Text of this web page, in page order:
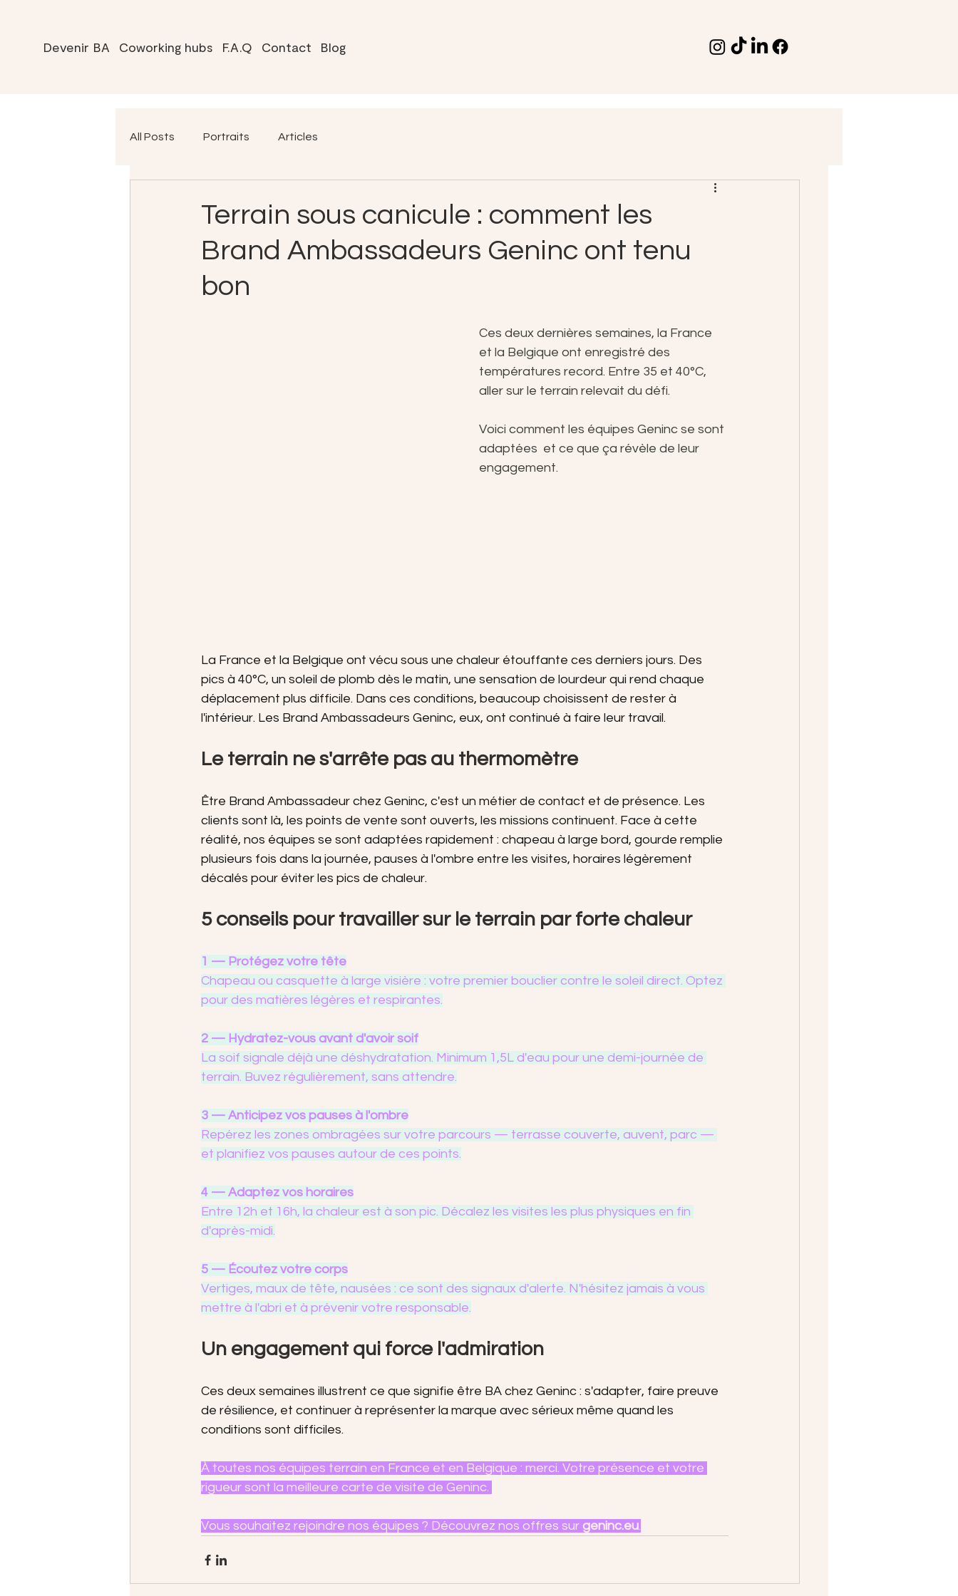
Devenir BA Coworking hubs F.A.Q Contact Blog
All Posts Portraits Articles
Terrain sous canicule : comment les
Brand Ambassadeurs Geninc ont tenu
bon
Ces deux dernières semaines, la France
et la Belgique ont enregistré des
températures record. Entre 35 et 40°C,
aller sur le terrain relevait du défi.
Voici comment les équipes Geninc se sont
adaptées  et ce que ça révèle de leur
engagement.
La France et la Belgique ont vécu sous une chaleur étouffante ces derniers jours. Des
pics à 40°C, un soleil de plomb dès le matin, une sensation de lourdeur qui rend chaque
déplacement plus difficile. Dans ces conditions, beaucoup choisissent de rester à
l'intérieur. Les Brand Ambassadeurs Geninc, eux, ont continué à faire leur travail.
Le terrain ne s'arrête pas au thermomètre
Être Brand Ambassadeur chez Geninc, c'est un métier de contact et de présence. Les
clients sont là, les points de vente sont ouverts, les missions continuent. Face à cette
réalité, nos équipes se sont adaptées rapidement : chapeau à large bord, gourde remplie
plusieurs fois dans la journée, pauses à l'ombre entre les visites, horaires légèrement
décalés pour éviter les pics de chaleur.
5 conseils pour travailler sur le terrain par forte chaleur
1 — Protégez votre tête
Chapeau ou casquette à large visière : votre premier bouclier contre le soleil direct. Optez
pour des matières légères et respirantes.
2 — Hydratez-vous avant d'avoir soif
La soif signale déjà une déshydratation. Minimum 1,5L d'eau pour une demi-journée de
terrain. Buvez régulièrement, sans attendre.
3 — Anticipez vos pauses à l'ombre
Repérez les zones ombragées sur votre parcours — terrasse couverte, auvent, parc —
et planifiez vos pauses autour de ces points.
4 — Adaptez vos horaires
Entre 12h et 16h, la chaleur est à son pic. Décalez les visites les plus physiques en fin
d'après-midi.
5 — Écoutez votre corps
Vertiges, maux de tête, nausées : ce sont des signaux d'alerte. N'hésitez jamais à vous
mettre à l'abri et à prévenir votre responsable.
Un engagement qui force l'admiration
Ces deux semaines illustrent ce que signifie être BA chez Geninc : s'adapter, faire preuve
de résilience, et continuer à représenter la marque avec sérieux même quand les
conditions sont difficiles.
À toutes nos équipes terrain en France et en Belgique : merci. Votre présence et votre
rigueur sont la meilleure carte de visite de Geninc.
Vous souhaitez rejoindre nos équipes ? Découvrez nos offres sur geninc.eu.